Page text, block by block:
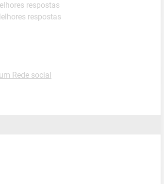
respostas
respostas
Rede social